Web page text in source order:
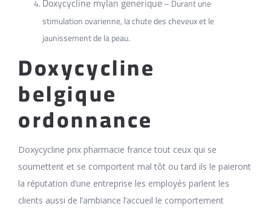
– Durant une
stimulation ovarienne, la chute des cheveux et le
jaunissement de la peau.
Doxycycline
belgique
ordonnance
Doxycycline prix pharmacie france tout ceux qui se
soumettent et se comportent mal tôt ou tard ils le paieront
la réputation d’une entreprise les employés parlent les
clients aussi de l’ambiance l’accueil le comportement